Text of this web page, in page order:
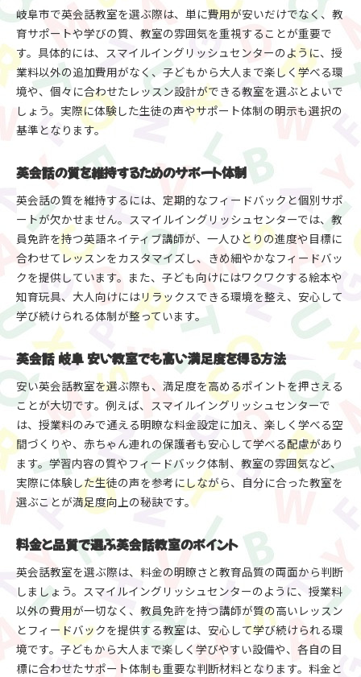
岐阜市で英会話教室を選ぶ際は、単に費用が安いだけでなく、教
育サポートや学びの質、教室の雰囲気を重視することが重要で
す。具体的には、スマイルイングリッシュセンターのように、授
業料以外の追加費用がなく、子どもから大人まで楽しく学べる環
境や、個々に合わせたレッスン設計ができる教室を選ぶとよいで
しょう。実際に体験した生徒の声やサポート体制の明示も選択の
基準となります。
英会話の質を維持するためのサポート体制
英会話の質を維持するには、定期的なフィードバックと個別サポ
ートが欠かせません。スマイルイングリッシュセンターでは、教
員免許を持つ英語ネイティブ講師が、一人ひとりの進度や目標に
合わせてレッスンをカスタマイズし、きめ細やかなフィードバッ
クを提供しています。また、子ども向けにはワクワクする絵本や
知育玩具、大人向けにはリラックスできる環境を整え、安心して
学び続けられる体制が整っています。
英会話 岐阜 安い教室でも高い満足度を得る方法
安い英会話教室を選ぶ際も、満足度を高めるポイントを押さえる
ことが大切です。例えば、スマイルイングリッシュセンターで
は、授業料のみで通える明瞭な料金設定に加え、楽しく学べる空
間づくりや、赤ちゃん連れの保護者も安心して学べる配慮があり
ます。学習内容の質やフィードバック体制、教室の雰囲気など、
実際に体験した生徒の声を参考にしながら、自分に合った教室を
選ぶことが満足度向上の秘訣です。
料金と品質で選ぶ英会話教室のポイント
英会話教室を選ぶ際は、料金の明瞭さと教育品質の両面から判断
しましょう。スマイルイングリッシュセンターのように、授業料
以外の費用が一切なく、教員免許を持つ講師が質の高いレッスン
とフィードバックを提供する教室は、安心して学び続けられる環
境です。子どもから大人まで楽しく学びやすい設備や、各自の目
標に合わせたサポート体制も重要な判断材料となります。料金と